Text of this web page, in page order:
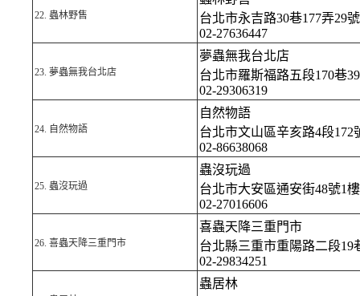
22. 蟲林野售
台北市永吉路30巷177弄29號
02-27636447
23. 夢蟲無我台北店
夢蟲無我台北店
台北市羅斯福路五段170巷
02-29306319
24. 自然物語
自然物語
台北市文山區辛亥路4段172
02-86638068
25. 蟲沒玩過
蟲沒玩過
台北市大安區通安街48號1樓
02-27016606
26. 喜蟲天降三重門市
喜蟲天降三重門市
台北縣三重市重陽路二段19
02-29834251
蟲居林